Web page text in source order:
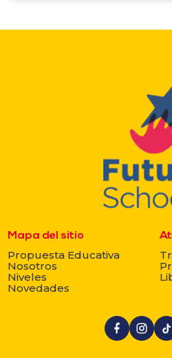
Mapa del sitio
Propuesta Educativa
Nosotros
Niveles
Novedades